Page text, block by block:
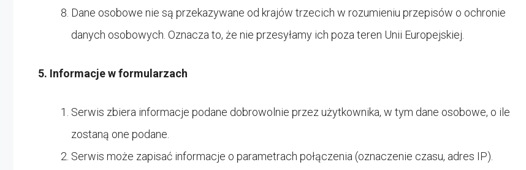
Dane osobowe nie są przekazywane od krajów trzecich w rozumieniu przepisów o ochronie
danych osobowych. Oznacza to, że nie przesyłamy ich poza teren Unii Europejskiej.
5. Informacje w formularzach
Serwis zbiera informacje podane dobrowolnie przez użytkownika, w tym dane osobowe, o ile
zostaną one podane.
Serwis może zapisać informacje o parametrach połączenia (oznaczenie czasu, adres IP).